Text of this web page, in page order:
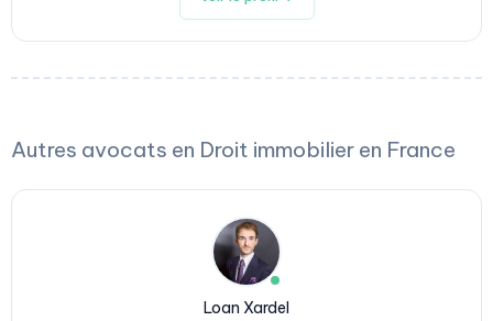
Autres avocats en Droit immobilier en France
Loan Xardel